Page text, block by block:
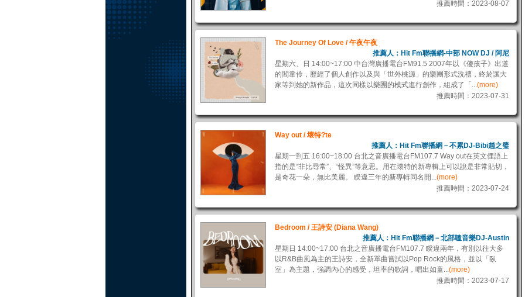
推薦時間：2023-08-07
The Journey Of Love / 午夜午夜
推薦人：Hit Fm聯播網-中部 NOW DJ / 阿尼
星期六、日 14:00~17:00 中台灣廣播電台FM91.5 2007年以《傻孩子》出道
的閻韋伶，歷經了個人創作以及與「世外桃源」的樂團形式洗禮，終於讓大
家等到她的新作品，這次同樣以樂團的模式進行創作，組成了「...(more)
推薦時間：2023-07-31
Way out / 壞特?te
推薦人：Hit Fm聯播網－不累DJ-Bibi趙之璧
星期一到五 16:00~18:00 台北之音廣播電台FM107.7 Way out在英文俚語上
指的是“非比尋常”、“怪異”等意思。用在壞特的新專輯上可以說是非常貼切，
是奇花一朵，無比美麗。 睽違三年的新專輯同名開...(more)
推薦時間：2023-07-24
Bedroom / 王詩安 (Diana Wang)
推薦人：Hit Fm聯播網－北部嗑音樂DJ-Austin
星期日 14:00~17:00 台北之音廣播電台FM107.7 睽違兩年，有別以往大多
以R&B曲風為主的王詩安，全新單曲嘗試以Pop Rock的風格，並以「臥
室」為主題，強調內心的感受，坦率的歌詞，唱出如童...(more)
推薦時間：2023-07-17